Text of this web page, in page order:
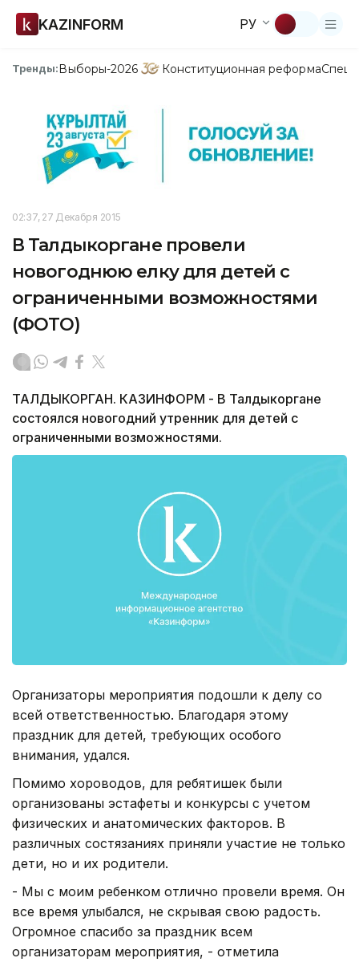
KAZINFORM РУ
Тренды:Выборы-2026 Конституционная реформа
02:37, 27 Декабря 2015
В Талдыкоргане провели
новогоднюю елку для детей с
ограниченными возможностями
(ФОТО)
ТАЛДЫКОРГАН. КАЗИНФОРМ - В Талдыкоргане
состоялся новогодний утренник для детей с
ограниченными возможностями.
Организаторы мероприятия подошли к делу со
всей ответственностью. Благодаря этому
праздник для детей, требующих особого
внимания, удался.
Помимо хороводов, для ребятишек были
организованы эстафеты и конкурсы с учетом
физических и анатомических факторов. В
различных состязаниях приняли участие не только
дети, но и их родители.
- Мы с моим ребенком отлично провели время. Он
все время улыбался, не скрывая свою радость.
Огромное спасибо за праздник всем
организаторам мероприятия, - отметила